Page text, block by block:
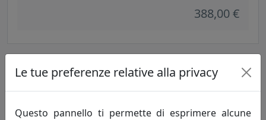
388,00 €
Le tue preferenze relative alla privacy
Questo pannello ti permette di esprimere alcune